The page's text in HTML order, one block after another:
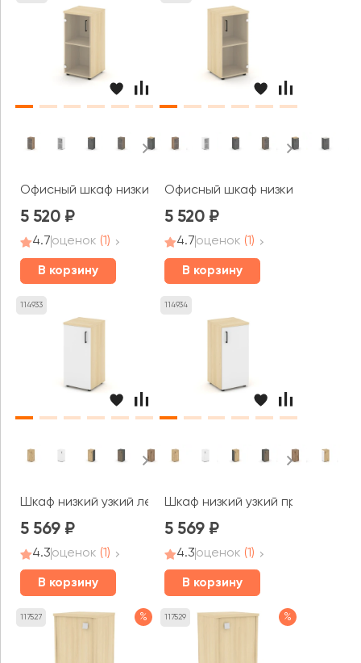
Офисный шкаф низкий узкий левый прозр. стекло
5 520
4.7оценок (1)
В корзину
Офисный шкаф низкий узкий
5 520
4.7оценок (1)
В корзину
114933
Шкаф низкий узкий левый закрытый 400x400x833
5 569
4.3оценок (1)
В корзину
114934
Шкаф низкий узкий правый
5 569
4.3оценок (1)
В корзину
117527 % 117529 %